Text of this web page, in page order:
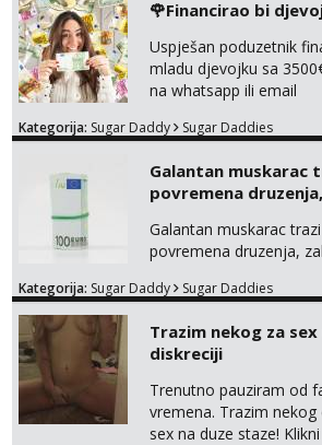
Obavijesti me kada se
Monika
Čekam tvoj poziv!
tel:0,93€ - mob:1,12€ min
Vanesa
Čekam tvoj poziv!
Tel:064/677-677
- Kod: #74
Ivančica
Čekam tvoj poziv!
064/677-677- Kod: #108
tel:0,93€ - mob:1,12€ min
Zara
Čekam tvoj poziv!
🌹Financirao bi
Uspješan poduzetnik
mladu djevojku sa
na whatsapp ili email
Kategorija: Sugar Daddy Sugar Daddies
Galantan muskarac
povremena
Galantan muskarac
povremena druzenja,
Kategorija: Sugar Daddy Sugar Daddies
Trazim nekog za
diskreciji
Trenutno pauziram od
vremena. Trazim nekog
sex na duze staze!